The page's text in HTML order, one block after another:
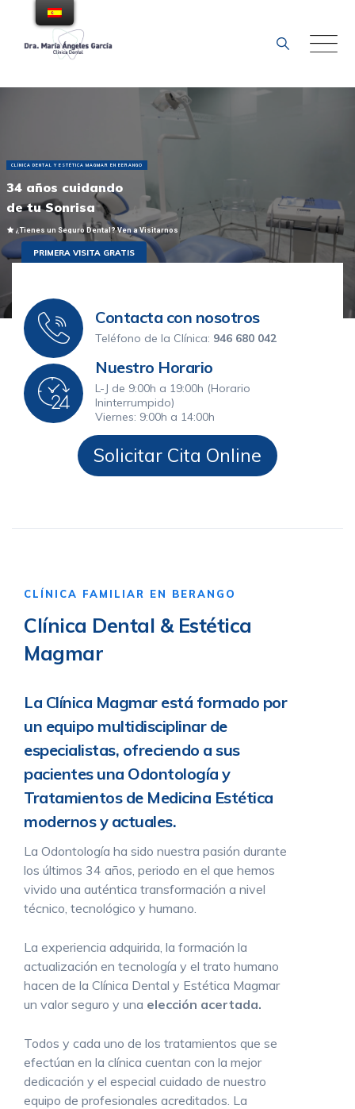
contenido
Contacta con nosotros
Teléfono de la Clínica: 946 680 042
Nuestro Horario
L-J de 9:00h a 19:00h (Horario
Ininterrumpido)
Viernes: 9:00h a 14:00h
Solicitar Cita Online
CLÍNICA FAMILIAR EN BERANGO
Clínica Dental & Estética
Magmar
La Clínica Magmar está formado por
un equipo multidisciplinar de
especialistas, ofreciendo a sus
pacientes una Odontología y
Tratamientos de Medicina Estética
modernos y actuales.
La Odontología ha sido nuestra pasión durante
los últimos 34 años, periodo en el que hemos
vivido una auténtica transformación a nivel
técnico, tecnológico y humano.
La experiencia adquirida, la formación la
actualización en tecnología y el trato humano
hacen de la Clínica Dental y Estética Magmar
un valor seguro y una elección acertada.
Todos y cada uno de los tratamientos que se
efectúan en la clínica cuentan con la mejor
dedicación y el especial cuidado de nuestro
equipo de profesionales acreditados. La